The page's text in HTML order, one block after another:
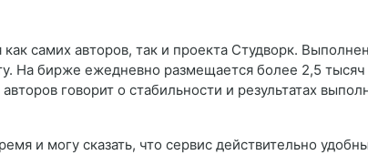
самих авторов, так и проекта Студворк.
На бирже ежедневно размещается более 2,5 тысяч
говорит о стабильности и результатах
и могу сказать, что сервис действительно